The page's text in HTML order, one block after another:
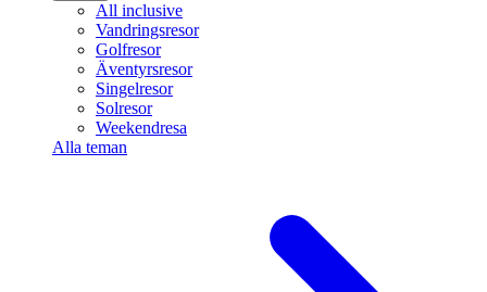
All inclusive
Vandringsresor
Golfresor
Äventyrsresor
Singelresor
Solresor
Weekendresa
Alla teman